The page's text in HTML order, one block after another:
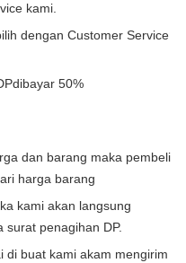
kami.
dengan Customer Service
50%
dan barang maka pembeli
harga barang
kami akan langsung
surat penagihan DP.
di buat kami akam mengirim